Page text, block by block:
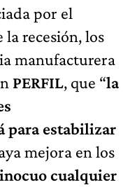
por el
la recesión, los
manufacturera
PERFIL, que “la
para estabilizar
mejora en los
cualquier